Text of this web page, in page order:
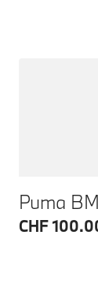
Puma
CHF